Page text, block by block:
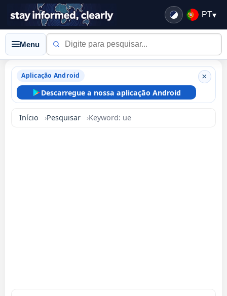
PT▾
Menu
Aplicação Android
Descarregue a nossa aplicação Android
×
Início Pesquisar Keyword: ue